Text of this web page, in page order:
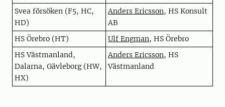
Svea försöken (F5, HC,
HD)
Anders Ericsson, HS Konsult
AB
HS Örebro (HT)
Ulf Engman, HS Örebro
HS Västmanland,
Dalarna, Gävleborg (HW,
HX)
Anders Ericsson, HS
Västmanland